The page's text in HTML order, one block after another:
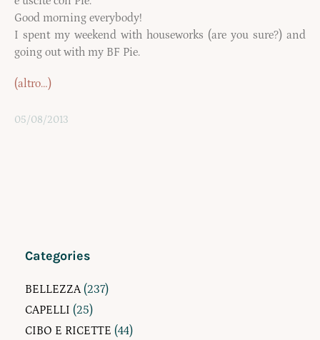
Good morning everybody!
I spent my weekend with houseworks (are you sure?) and
going out with my BF Pie.
(altro…)
05/08/2013
Categories
BELLEZZA(237)
CAPELLI (25)
CIBO E RICETTE (44)